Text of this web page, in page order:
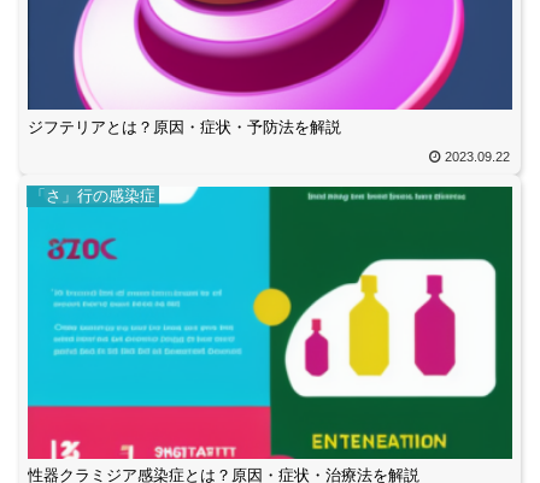
ジフテリアとは？原因・症状・予防法を解説
2023.09.22
「さ」行の感染症
性器クラミジア感染症とは？原因・症状・治療法を解説